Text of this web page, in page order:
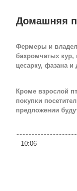
Домашняя
Фермеры и
бахромчатых кур,
цесарку, фазана
Кроме взрослой
покупки
предложении
10:06